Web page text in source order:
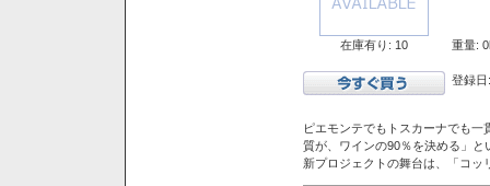
在庫有り: 10 重量:
登録
ピエモンテでもトスカーナでも
質が、ワインの90％を決める」
新プロジェクトの舞台は、「コ